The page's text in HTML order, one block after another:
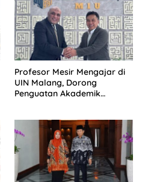
Profesor Mesir Mengajar di
UIN Malang, Dorong
Penguatan Akademik